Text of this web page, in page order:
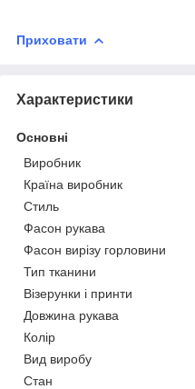
Приховати
Характеристики
Основні
Виробник
Країна виробник
Стиль
Фасон рукава
Фасон вирізу горловини
Тип тканини
Візерунки і принти
Довжина рукава
Колір
Вид виробу
Стан